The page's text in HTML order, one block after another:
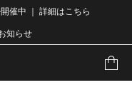
催中 ｜ 詳細はこちら
知らせ